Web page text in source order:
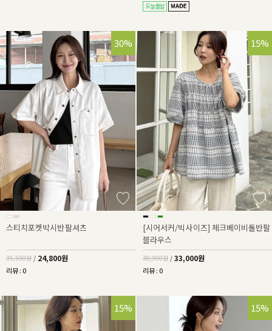
30%
스티치포켓박시반팔셔츠
35,500원 / 24,800원
리뷰 : 0
15%
[시어서커/빅사이즈] 체크베이비돌반팔
블라우스
38,900원 / 33,000원
리뷰 : 0
15% 15%